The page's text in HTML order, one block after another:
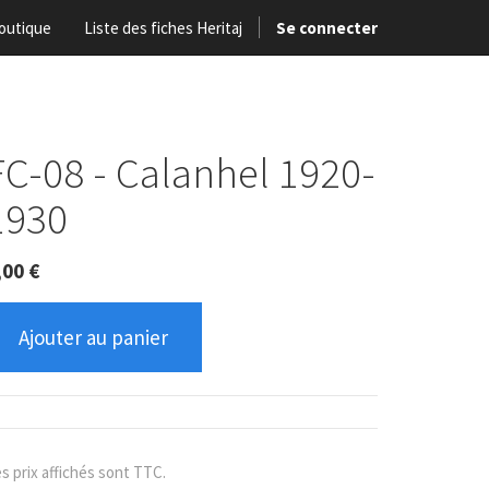
Liste des fiches Heritaj Se connecter
08 - Calanhel 1920-
€
Ajouter au panier
prix affichés sont TTC.